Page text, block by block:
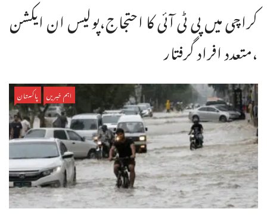
کراچی میں پی ٹی آئی کا احتجاج،پولیس ان ایکشن
،متعدد افراد گرفتار
اہم خبریں پاکستان